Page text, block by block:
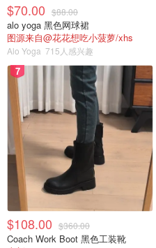
图片来自于
（来源
，封
「该文章来自@省钱君-北美
$70.00 $88.00
alo yoga 黑色网球裙
图源来自@花花想吃小菠萝/xhs
Alo Yoga 715人感兴趣
7
$108.00 $360.00
Coach Work Boot 黑色工装靴